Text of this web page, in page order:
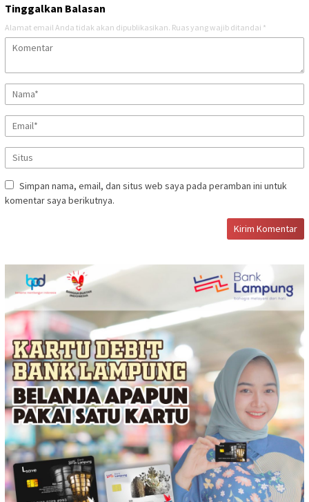
Tinggalkan Balasan
Alamat email Anda tidak akan dipublikasikan. Ruas yang wajib ditandai *
Simpan nama, email, dan situs web saya pada peramban ini untuk
komentar saya berikutnya.